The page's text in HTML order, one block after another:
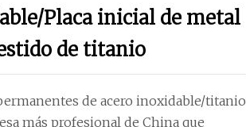
Placa inicial de metal
de titanio
de acero inoxidable/titanio
más profesional de China que